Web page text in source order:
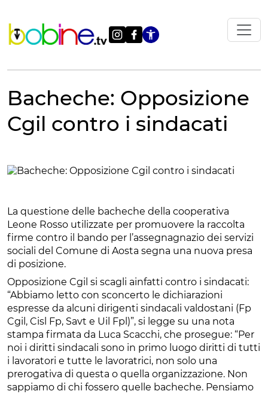
contenuto
Apri le
Bacheche: Opposizione
Cgil contro i sindacati
La questione delle bacheche della cooperativa
Leone Rosso utilizzate per promuovere la raccolta
firme contro il bando per l’assegnagnazio dei servizi
sociali del Comune di Aosta segna una nuova presa
di posizione.
Opposizione Cgil si scagli ainfatti contro i sindacati:
“Abbiamo letto con sconcerto le dichiarazioni
espresse da alcuni dirigenti sindacali valdostani (Fp
Cgil, Cisl Fp, Savt e Uil Fpl)”, si legge su una nota
stampa firmata da Luca Scacchi, che prosegue: “Per
noi i diritti sindacali sono in primo luogo diritti di tutti
i lavoratori e tutte le lavoratrici, non solo una
prerogativa di questa o quella organizzazione. Non
sappiamo di chi fossero quelle bacheche. Pensiamo